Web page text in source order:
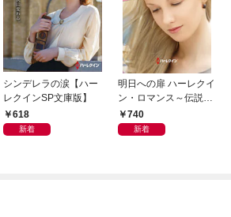
シンデレラの涙【ハー
レクインSP文庫版】
618
新着
明日への扉 ハーレクイ
ン・ロマンス～伝説の
名作選～【ハーレクイ
ン・ロマンス版】
740
新着